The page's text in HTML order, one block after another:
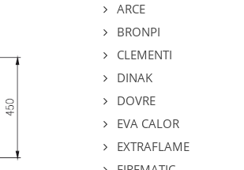
ARCE
BRONPI
CLEMENTI
DINAK
DOVRE
EVA CALOR
EXTRAFLAME